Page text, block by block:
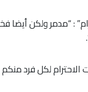
: “مدمر ولكن أيضا
الاحترام لكل فرد